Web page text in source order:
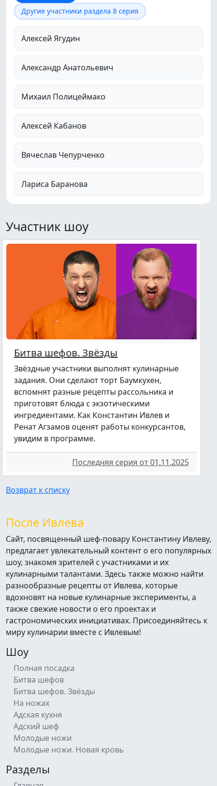
Другие участники раздела 8 серия
Алексей Ягудин
Александр Анатольевич
Михаил Полицеймако
Алексей Кабанов
Вячеслав Чепурченко
Лариса Баранова
Участник шоу
Битва шефов. Звёзды
Звёздные участники выполнят кулинарные
задания. Они сделают торт Баумкухен,
вспомнят разные рецепты рассольника и
приготовят блюда с экзотическими
ингредиентами. Как Константин Ивлев и
Ренат Агзамов оценят работы конкурсантов,
увидим в программе.
Последняя серия от 01.11.2025
Возврат к списку
После Ивлева
Сайт, посвященный шеф-повару Константину Ивлеву,
предлагает увлекательный контент о его популярных
шоу, знакомя зрителей с участниками и их
кулинарными талантами. Здесь также можно найти
разнообразные рецепты от Ивлева, которые
вдохновят на новые кулинарные эксперименты, а
также свежие новости о его проектах и
гастрономических инициативах. Присоединяйтесь к
миру кулинарии вместе с Ивлевым!
Шоу
Полная посадка
Битва шефов
Битва шефов. Звёзды
На ножах
Адская кухня
Адский шеф
Молодые ножи
Молодые ножи. Новая кровь
Разделы